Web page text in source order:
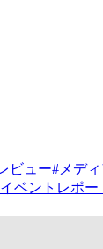
ビュー# メデ
イベントレポー